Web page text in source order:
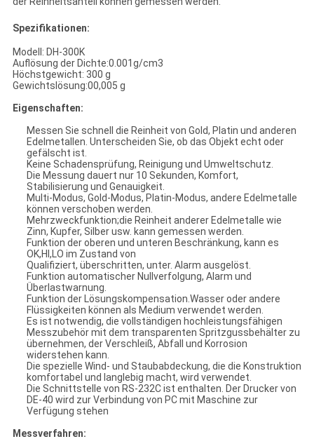
Spezifikationen:
Modell: DH-300K
Auflösung der Dichte:0.001g/cm3
Höchstgewicht: 300 g
Gewichtslösung:00,005 g
Eigenschaften:
Messen Sie schnell die Reinheit von Gold, Platin und anderen
Edelmetallen. Unterscheiden Sie, ob das Objekt echt oder
gefälscht ist.
Keine Schadensprüfung, Reinigung und Umweltschutz.
Die Messung dauert nur 10 Sekunden, Komfort,
Stabilisierung und Genauigkeit.
Multi-Modus, Gold-Modus, Platin-Modus, andere Edelmetalle
können verschoben werden.
Mehrzweckfunktion;die Reinheit anderer Edelmetalle wie
Zinn, Kupfer, Silber usw. kann gemessen werden.
Funktion der oberen und unteren Beschränkung, kann es
OK,HI,LO im Zustand von
Qualifiziert, überschritten, unter. Alarm ausgelöst.
Funktion automatischer Nullverfolgung, Alarm und
Überlastwarnung.
Funktion der Lösungskompensation.Wasser oder andere
Flüssigkeiten können als Medium verwendet werden.
Es ist notwendig, die vollständigen hochleistungsfähigen
Messzubehör mit dem transparenten Spritzgussbehälter zu
übernehmen, der Verschleiß, Abfall und Korrosion
widerstehen kann.
Die spezielle Wind- und Staubabdeckung, die die Konstruktion
komfortabel und langlebig macht, wird verwendet.
Die Schnittstelle von RS-232C ist enthalten. Der Drucker von
DE-40 wird zur Verbindung von PC mit Maschine zur
Verfügung stehen
Messverfahren: